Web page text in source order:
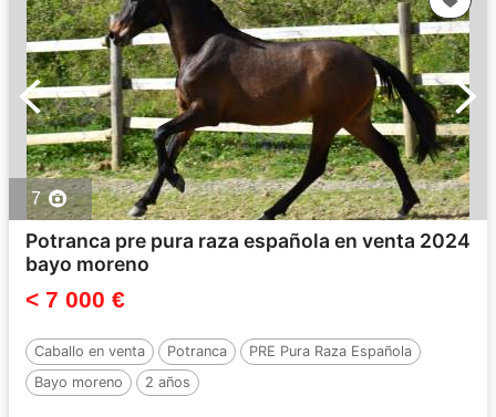
7
Potranca pre pura raza española en venta 2024
bayo moreno
< 7 000 €
Caballo en venta Potranca
PRE Pura Raza Española
Bayo moreno
2 años